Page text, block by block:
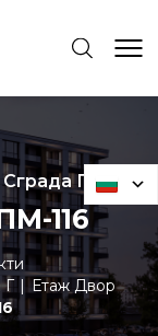
Г
116
Г
Етаж Двор